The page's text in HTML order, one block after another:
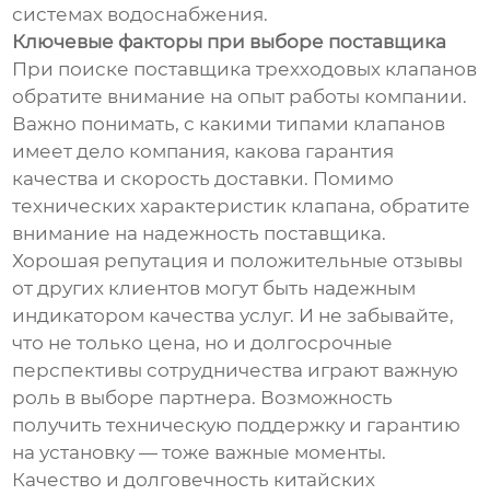
системах водоснабжения.
Ключевые факторы при выборе поставщика
При поиске поставщика трехходовых клапанов
обратите внимание на опыт работы компании.
Важно понимать, с какими типами клапанов
имеет дело компания, какова гарантия
качества и скорость доставки. Помимо
технических характеристик клапана, обратите
внимание на надежность поставщика.
Хорошая репутация и положительные отзывы
от других клиентов могут быть надежным
индикатором качества услуг. И не забывайте,
что не только цена, но и долгосрочные
перспективы сотрудничества играют важную
роль в выборе партнера. Возможность
получить техническую поддержку и гарантию
на установку — тоже важные моменты.
Качество и долговечность китайских